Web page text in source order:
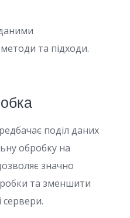
та підходи.
поділ даних
обробку на
значно
та зменшити